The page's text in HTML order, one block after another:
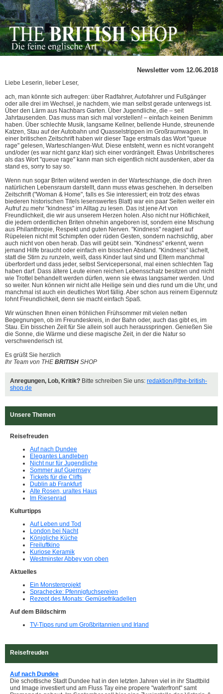
Newsletter vom 12.06.2018
Liebe Leserin, lieber Leser,
ach, man könnte sich aufregen: über Radfahrer, Autofahrer und Fußgänger
oder alle drei im Wechsel, je nachdem, wie man selbst gerade unterwegs ist.
Über den Lärm aus Nachbars Garten. Über Jugendliche, die – seit
Jahrtausenden. Das muss man sich mal vorstellen! – einfach keinen Benimm
haben. Über schlechte Musik, langsame Kellner, bellende Hunde, streunende
Katzen, Stau auf der Autobahn und Quasselstrippen im Großraumwagen. In
einer britischen Zeitschrift haben wir dieser Tage erstmals das Wort "queue
rage" gelesen, Warteschlangen-Wut. Diese entsteht, wenn es nicht vorangeht
und/oder (es war nicht ganz klar) sich einer vordrängelt. Etwas Unbritischeres
als das Wort "queue rage" kann man sich eigentlich nicht ausdenken, aber da
stand es, sorry to say so.
Wenn nun sogar Briten wütend werden in der Warteschlange, die doch ihren
natürlichen Lebensraum darstellt, dann muss etwas geschehen. In derselben
Zeitschrift ("Woman & Home", falls es Sie interessiert; ein trotz des etwas
biederen historischen Titels lesenswertes Blatt) war ein paar Seiten weiter ein
Aufruf zu mehr "kindness" im Alltag zu lesen. Das ist jene Art von
Freundlichkeit, die wir aus unserem Herzen holen. Also nicht nur Höflichkeit,
die jedem ordentlichen Briten ohnehin angeboren ist, sondern eine Mischung
aus Philanthropie, Respekt und guten Nerven. "Kindness" reagiert auf
Rüpeleien nicht mit Schimpfen oder rüden Gesten, sondern nachsichtig, aber
auch nicht von oben herab. Das will geübt sein. "Kindness" erkennt, wenn
jemand Hilfe braucht oder einfach ein bisschen Abstand. "Kindness" lächelt,
statt die Stirn zu runzeln, weiß, dass Kinder laut sind und Eltern manchmal
überfordert und dass jeder, selbst Servicepersonal, mal einen schlechten Tag
haben darf. Dass ältere Leute einen reichen Lebensschatz besitzen und nicht
wie Trottel behandelt werden dürfen, wenn sie etwas langsamer werden. Und
so weiter. Nun können wir nicht alle Heilige sein und dies rund um die Uhr, und
manchmal ist auch ein deutliches Wort fällig. Aber schon aus reinem Eigennutz
lohnt Freundlichkeit, denn sie macht einfach Spaß.
Wir wünschen Ihnen einen fröhlichen Frühsommer mit vielen netten
Begegnungen, ob im Freundeskreis, in der Bahn oder, auch das gibt es, im
Stau. Ein bisschen Zeit für Sie allein soll auch herausspringen. Genießen Sie
die Sonne, die Wärme und diese magische Zeit, in der die Natur so
verschwenderisch ist.
Es grüßt Sie herzlich
Ihr Team von THE BRITISH SHOP
Anregungen, Lob, Kritik? Bitte schreiben Sie uns: redaktion@the-british-
shop.de
Unsere Themen
Reisefreuden
Auf nach Dundee
Elegantes Landleben
Nicht nur für Jugendliche
Sommer auf Guernsey
Tickets für die Cliffs
Dublin ab Frankfurt
Alte Rosen, uraltes Haus
Im Riesenrad
Kulturtipps
Auf Leben und Tod
London bei Nacht
Königliche Küche
Freiluftkino
Kuriose Keramik
Westminster Abbey von oben
Aktuelles
Ein Monsterprojekt
Sprachecke: Pfennigfuchsereien
Rezept des Monats: Gemüsefrikadellen
Auf dem Bildschirm
TV-Tipps rund um Großbritannien und Irland
Reisefreuden
Auf nach Dundee
Die schottische Stadt Dundee hat in den letzten Jahren viel in ihr Stadtbild
und Image investiert und am Fluss Tay eine propere "waterfront" samt